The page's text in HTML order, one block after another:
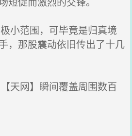
小范围，可毕竟是归真境
，那股震动依旧传出了十几
天网】瞬间覆盖周围数百